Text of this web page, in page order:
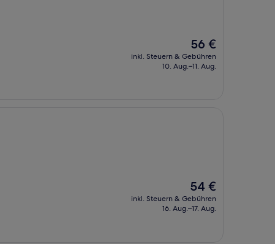
Der
Preis
beträgt
56 €
inkl. Steuern & Gebühren
10. Aug.–11. Aug.
Der
Preis
beträgt
54 €
inkl. Steuern & Gebühren
16. Aug.–17. Aug.